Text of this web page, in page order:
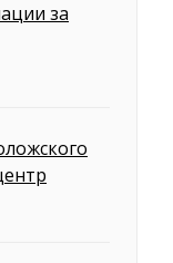
за